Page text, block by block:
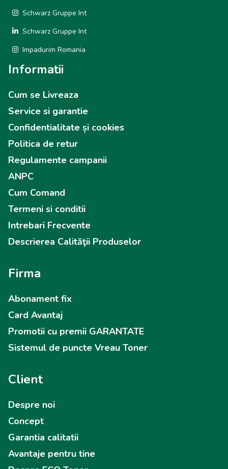
Schwarz Gruppe Int
Schwarz Gruppe Int
Impadurim Romania
Informatii
Cum se Livreaza
Service si garantie
Confidentialitate și cookies
Politica de retur
Regulamente campanii
ANPC
Cum Comand
Termeni si conditii
Intrebari Frecvente
Descrierea Calităţii Produselor
Firma
Abonament fix
Card Avantaj
Promotii cu premii GARANTATE
Sistemul de puncte Vreau Toner
Client
Despre noi
Concept
Garantia calitatii
Avantaje pentru tine